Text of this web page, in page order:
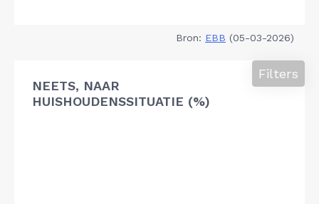
Bron: EBB (05-03-2026)
NEETS, NAAR
HUISHOUDENSSITUATIE (%)
Filters